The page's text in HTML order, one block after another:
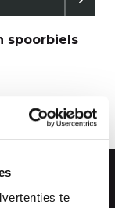
te
spoorbiels